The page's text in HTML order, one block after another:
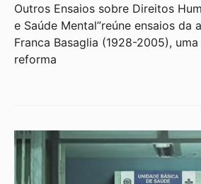
Outros Ensaios sobre Direitos
e Saúde Mental”reúne ensaios da
Franca Basaglia (1928-2005),
reforma